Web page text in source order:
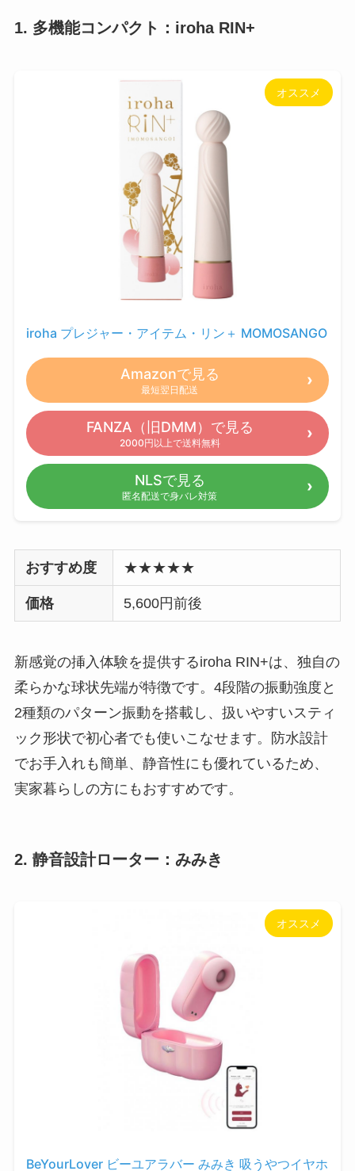
1. 多機能コンパクト：iroha RIN+
オススメ
iroha プレジャー・アイテム・リン＋ MOMOSANGO
Amazonで見る
最短翌日配送
FANZA（旧DMM）で見る
2000円以上で送料無料
NLSで見る
匿名配送で身バレ対策
おすすめ度 ★★★★★
価格 5,600円前後
新感覚の挿入体験を提供するiroha RIN+は、独自の
柔らかな球状先端が特徴です。4段階の振動強度と
2種類のパターン振動を搭載し、扱いやすいスティ
ック形状で初心者でも使いこなせます。防水設計
でお手入れも簡単、静音性にも優れているため、
実家暮らしの方にもおすすめです。
2. 静音設計ローター：みみき
オススメ
BeYourLover ビーユアラバー みみき 吸うやつイヤホ